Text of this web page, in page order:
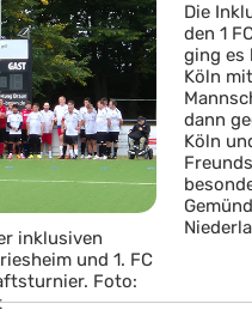
inklusiven
und 1. FC
Foto:
Die
den 1
ging es
Köln
dann
Köln